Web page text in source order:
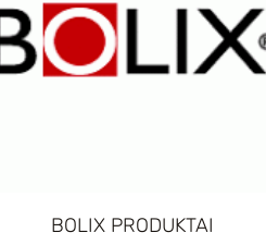
BOLIX PRODUKTAI